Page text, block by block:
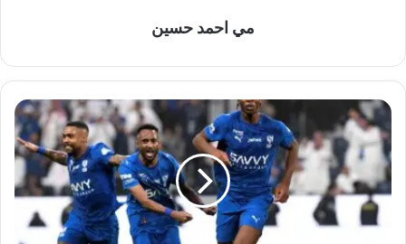
مي احمد حسين
التشكيل
الرسمي
للهلال
لمواجهة
النصر
في
دوري